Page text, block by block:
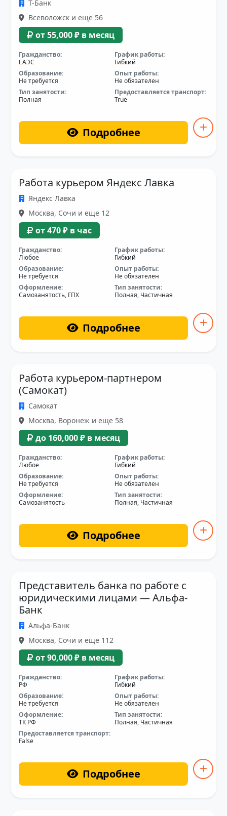
Т-Банк
Всеволожск и еще 56
от 55,000 ₽ в месяц
Гражданство:
ЕАЭС
График работы:
Гибкий
Образование:
Не требуется
Опыт работы:
Не обязателен
Тип занятости:
Полная
Предоставляется транспорт:
True
Подробнее
Работа курьером Яндекс Лавка
Яндекс Лавка
Москва, Сочи и еще 12
от 470 ₽ в час
Гражданство:
Любое
График работы:
Гибкий
Образование:
Не требуется
Опыт работы:
Не обязателен
Оформление:
Самозанятость, ГПХ
Тип занятости:
Полная, Частичная
Подробнее
Работа курьером-партнером
(Самокат)
Самокат
Москва, Воронеж и еще 58
до 160,000 ₽ в месяц
Гражданство:
Любое
График работы:
Гибкий
Образование:
Не требуется
Опыт работы:
Не обязателен
Оформление:
Самозанятость
Тип занятости:
Полная, Частичная
Подробнее
Представитель банка по работе с
юридическими лицами — Альфа-
Банк
Альфа-Банк
Москва, Сочи и еще 112
от 90,000 ₽ в месяц
Гражданство:
РФ
График работы:
Гибкий
Образование:
Не требуется
Опыт работы:
Не обязателен
Оформление:
ТК РФ
Тип занятости:
Полная, Частичная
Предоставляется транспорт:
False
Подробнее